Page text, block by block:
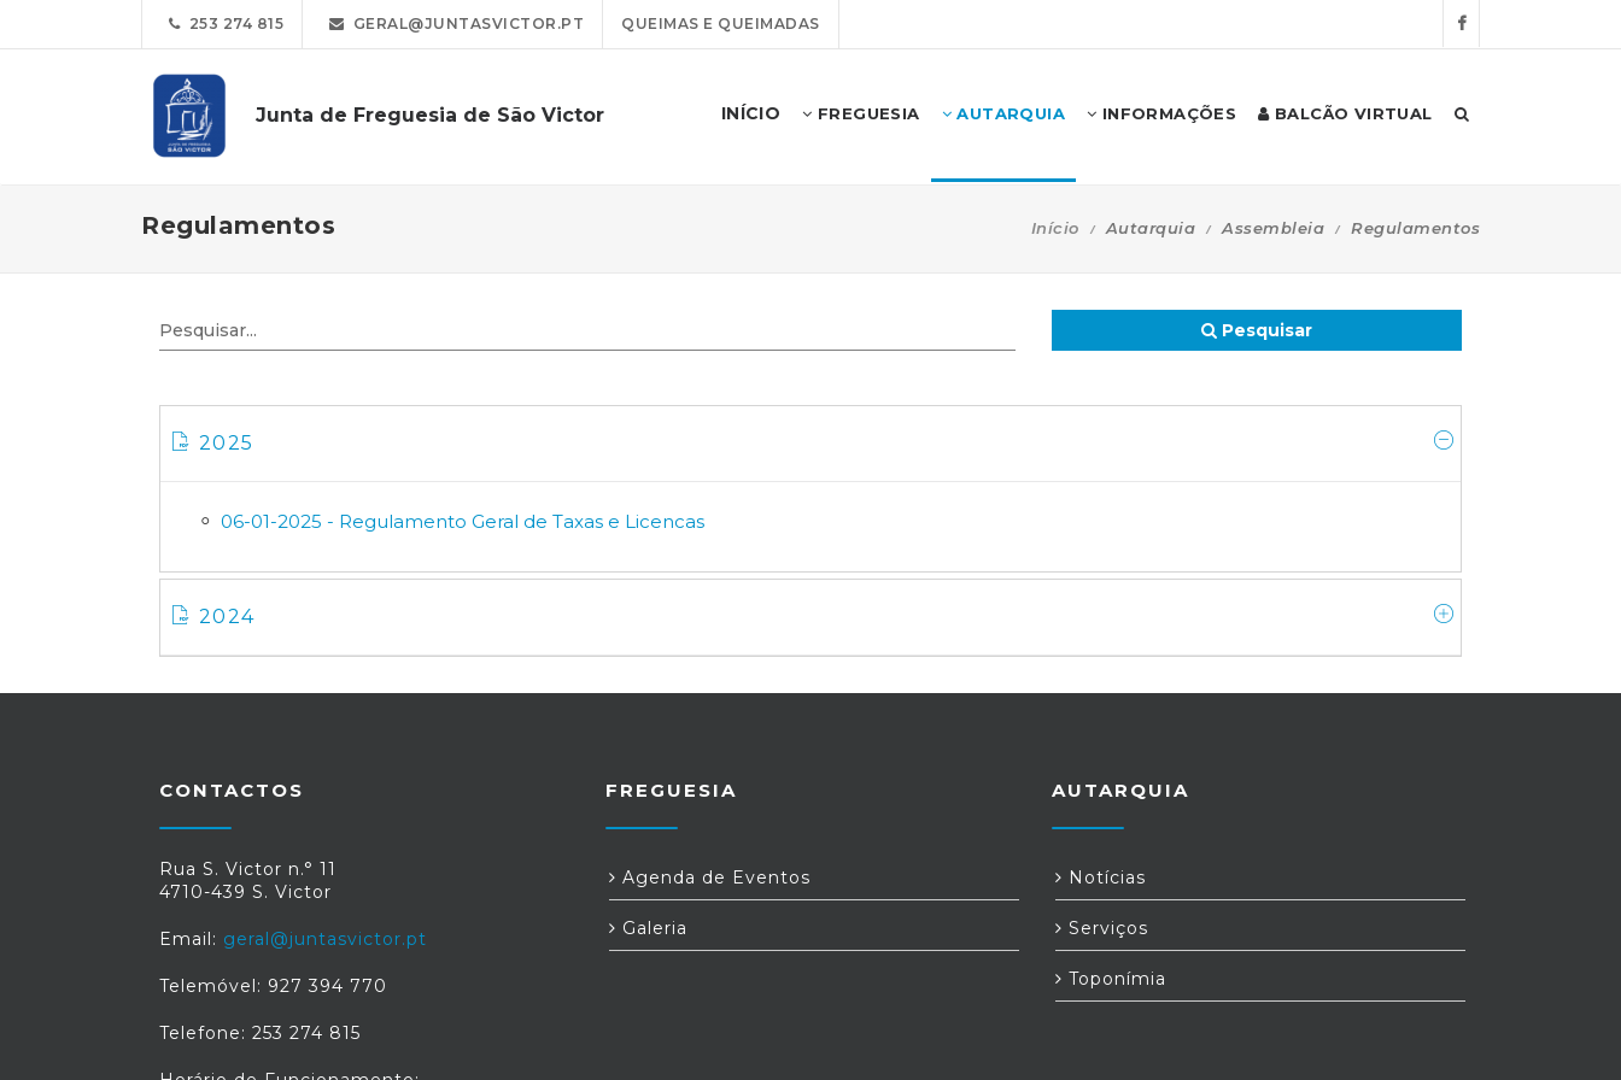
253 274 815 GERAL@JUNTASVICTOR.PT QUEIMAS E QUEIMADAS
Junta de Freguesia de São Victor INÍCIO FREGUESIA AUTARQUIA INFORMAÇÕES BALCÃO VIRTUAL
Regulamentos Início Autarquia Assembleia Regulamentos
Pesquisar
2025
06-01-2025 - Regulamento Geral de Taxas e Licencas
2024
CONTACTOS
Rua S. Victor n.° 11
4710-439 S. Victor
Email: geral@juntasvictor.pt
Telemóvel: 927 394 770
Telefone: 253 274 815
FREGUESIA
Agenda de Eventos
Galeria
AUTARQUIA
Notícias
Serviços
Toponímia